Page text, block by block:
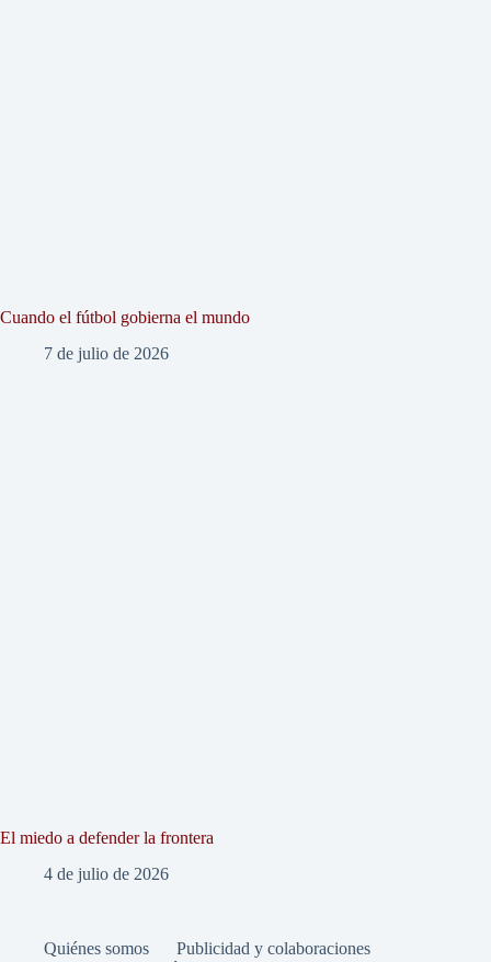
Cuando el fútbol gobierna el mundo
7 de julio de 2026
El miedo a defender la frontera
4 de julio de 2026
Quiénes somos
Publicidad y colaboraciones